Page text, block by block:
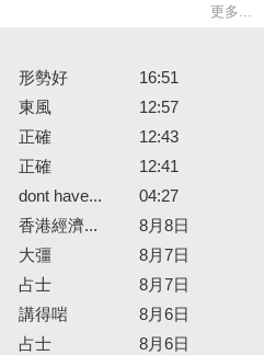
更多...
形勢好
16:51
東風
12:57
正確
12:43
正確
12:41
dont have...
04:27
香港經濟...
8月8日
大彊
8月7日
占士
8月7日
講得啱
8月6日
占士
8月6日